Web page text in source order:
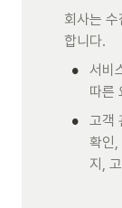
회사는
합니다.
•
서비
따른
•
고객
확인,
지,